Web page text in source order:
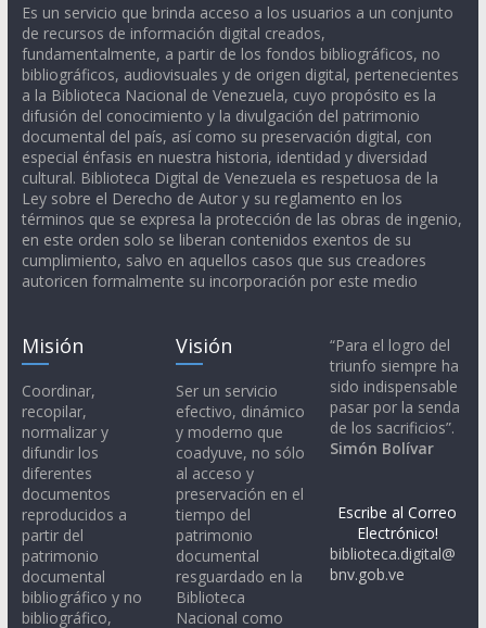
Es un servicio que brinda acceso a los usuarios a un conjunto
de recursos de información digital creados,
fundamentalmente, a partir de los fondos bibliográficos, no
bibliográficos, audiovisuales y de origen digital, pertenecientes
a la Biblioteca Nacional de Venezuela, cuyo propósito es la
difusión del conocimiento y la divulgación del patrimonio
documental del país, así como su preservación digital, con
especial énfasis en nuestra historia, identidad y diversidad
cultural. Biblioteca Digital de Venezuela es respetuosa de la
Ley sobre el Derecho de Autor y su reglamento en los
términos que se expresa la protección de las obras de ingenio,
en este orden solo se liberan contenidos exentos de su
cumplimiento, salvo en aquellos casos que sus creadores
autoricen formalmente su incorporación por este medio
Misión
Coordinar,
recopilar,
normalizar y
difundir los
diferentes
documentos
reproducidos a
partir del
patrimonio
documental
bibliográfico y no
bibliográfico,
Visión
Ser un servicio
efectivo, dinámico
y moderno que
coadyuve, no sólo
al acceso y
preservación en el
tiempo del
patrimonio
documental
resguardado en la
Biblioteca
Nacional como
“Para el logro del
triunfo siempre ha
sido indispensable
pasar por la senda
de los sacrificios”.
Simón Bolívar
Escribe al Correo
Electrónico!
biblioteca.digital@
bnv.gob.ve